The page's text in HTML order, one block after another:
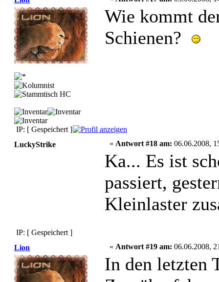
Wie kommt
Schienen?
IP: [ Gespeichert ]
LuckyStrike
« Antwort #18 am: 06.06.2008,
Ka... Es ist
passiert,
Kleinlaster
IP: [ Gespeichert ]
Lion
« Antwort #19 am: 06.06.2008,
In den letzten